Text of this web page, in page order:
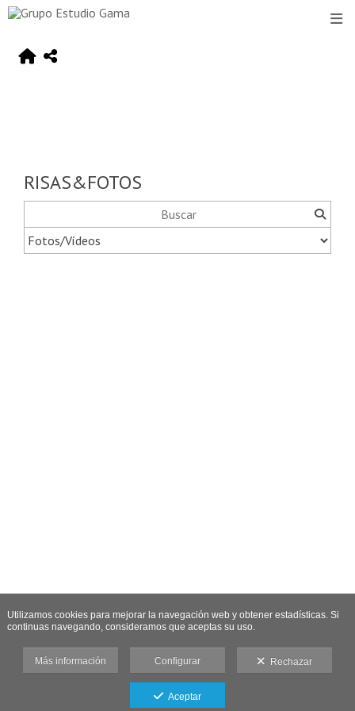
RISAS&FOTOS
Utilizamos cookies para mejorar la navegación web y obtener estadísticas. Si
continuas navegando, consideramos que aceptas su uso.
Más información Configurar Rechazar
Aceptar